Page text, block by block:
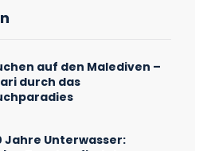
auf den Malediven –
durch das
Jahre Unterwasser: